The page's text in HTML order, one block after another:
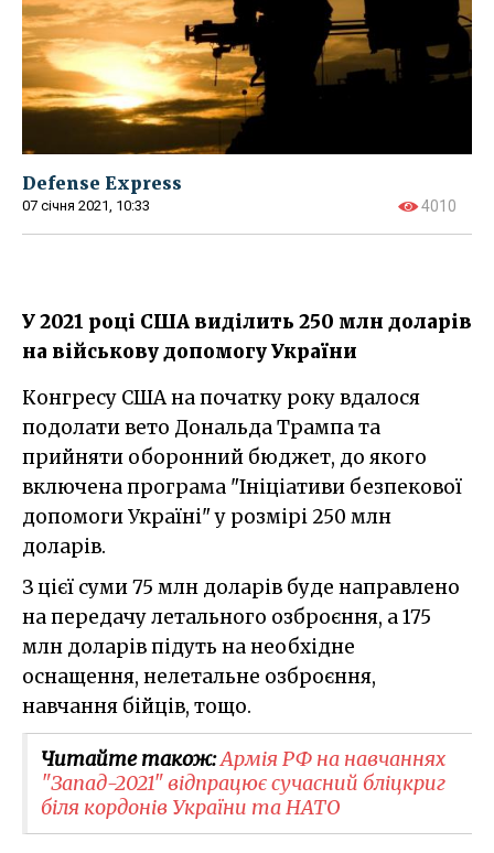
Defense Express
07 січня 2021, 10:33 4010
У 2021 році США виділить 250 млн доларів
на військову допомогу України
Конгресу США на початку року вдалося
подолати вето Дональда Трампа та
прийняти оборонний бюджет, до якого
включена програма "Ініціативи безпекової
допомоги Україні" у розмірі 250 млн
доларів.
З цієї суми 75 млн доларів буде направлено
на передачу летального озброєння, а 175
млн доларів підуть на необхідне
оснащення, нелетальне озброєння,
навчання бійців, тощо.
Читайте також:​Армія РФ на навчаннях
"Запад-2021" відпрацює сучасний бліцкриг
біля кордонів України та НАТО